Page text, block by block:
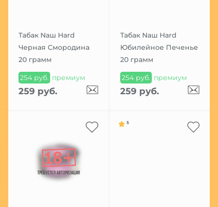
Табак Nаш Hard
Черная Смородина
20 грамм
254 руб. премиум
259 руб.
Табак Nаш Hard
Юбилейное Печенье
20 грамм
254 руб. премиум
259 руб.
5